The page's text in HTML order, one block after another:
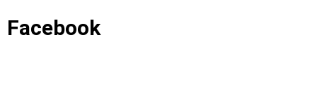
Facebook